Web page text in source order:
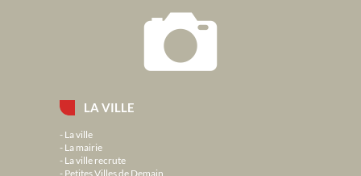
LA VILLE
La ville
La mairie
La ville recrute
Petites Villes de Demain